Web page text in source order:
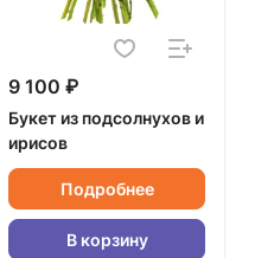
9 100 ₽
Букет из подсолнухов и
ирисов
Подробнее
В корзину